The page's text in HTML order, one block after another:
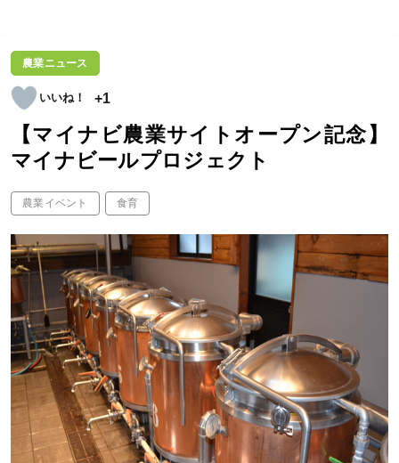
農業ニュース
+1
【マイナビ農業サイトオープン記念】
マイナビールプロジェクト
農業イベント 食育